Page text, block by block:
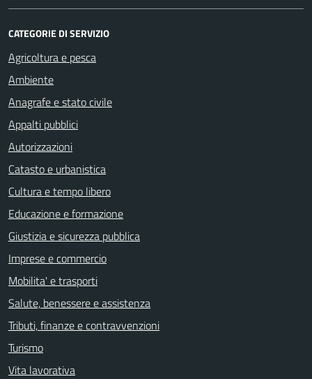
CATEGORIE DI SERVIZIO
Agricoltura e pesca
Ambiente
Anagrafe e stato civile
Appalti pubblici
Autorizzazioni
Catasto e urbanistica
Cultura e tempo libero
Educazione e formazione
Giustizia e sicurezza pubblica
Imprese e commercio
Mobilita' e trasporti
Salute, benessere e assistenza
Tributi, finanze e contravvenzioni
Turismo
Vita lavorativa